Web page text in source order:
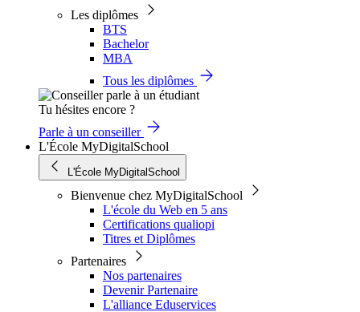
Les diplômes
BTS
Bachelor
MBA
Tous les diplômes
Tu hésites encore ?
Parle à un conseiller
L'École MyDigitalSchool
L'École MyDigitalSchool
Bienvenue chez MyDigitalSchool
L'école du Web en 5 ans
Certifications qualiopi
Titres et Diplômes
Partenaires
Nos partenaires
Devenir Partenaire
L'alliance Eduservices